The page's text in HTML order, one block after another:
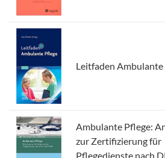
Leitfaden Ambulante
Ambulante Pflege:
zur Zertifizierung für
Pflegedienste nach